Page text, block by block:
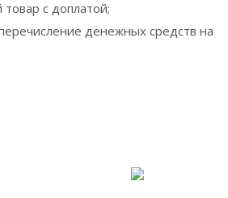
с доплатой;
денежных средств на